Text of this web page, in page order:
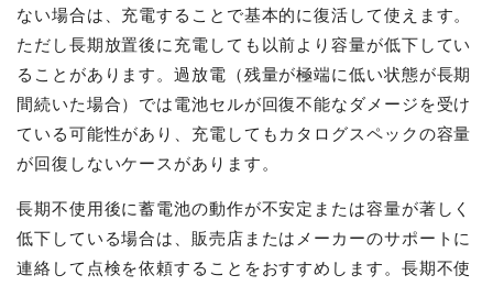
ない場合は、充電することで基本的に復活して使えます。
ただし長期放置後に充電しても以前より容量が低下してい
ることがあります。過放電（残量が極端に低い状態が長期
間続いた場合）では電池セルが回復不能なダメージを受け
ている可能性があり、充電してもカタログスペックの容量
が回復しないケースがあります。
長期不使用後に蓄電池の動作が不安定または容量が著しく
低下している場合は、販売店またはメーカーのサポートに
連絡して点検を依頼することをおすすめします。長期不使